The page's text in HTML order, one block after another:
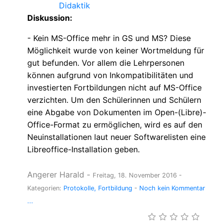
Didaktik
Diskussion:
- Kein MS-Office mehr in GS und MS? Diese
Möglichkeit wurde von keiner Wortmeldung für
gut befunden. Vor allem die Lehrpersonen
können aufgrund von Inkompatibilitäten und
investierten Fortbildungen nicht auf MS-Office
verzichten. Um den Schülerinnen und Schülern
eine Abgabe von Dokumenten im Open-(Libre)-
Office-Format zu ermöglichen, wird es auf den
Neuinstallationen laut neuer Softwarelisten eine
Libreoffice-Installation geben.
Angerer Harald - Freitag, 18. November 2016 -
Kategorien: Protokolle Fortbildung - Noch kein Kommentar
...